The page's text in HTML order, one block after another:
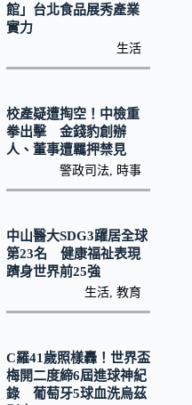
館」台北食品展秀產業
實力
生活
校產疑遭掏空！中檢重
拳出擊 金錢豹創辦
人、董事遭羈押禁見
警政司法 時事
中山醫大SDG3躍居全球
第23名 健康福祉表現
躋身世界前25強
生活 ,教育
C羅41歲照樣轟！世界盃
梅開二度締6屆進球神紀
錄 葡萄牙5球血洗烏茲